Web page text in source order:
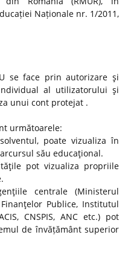
Naționale nr. 1/2011,
se face prin autorizare şi
al utilizatorului şi
unui cont protejat .
următoarele:
poate vizualiza în
său educaţional.
pot vizualiza propriile
centrale (Ministerul
Publice, Institutul
CNSPIS, ANC etc.) pot
de învățământ superior